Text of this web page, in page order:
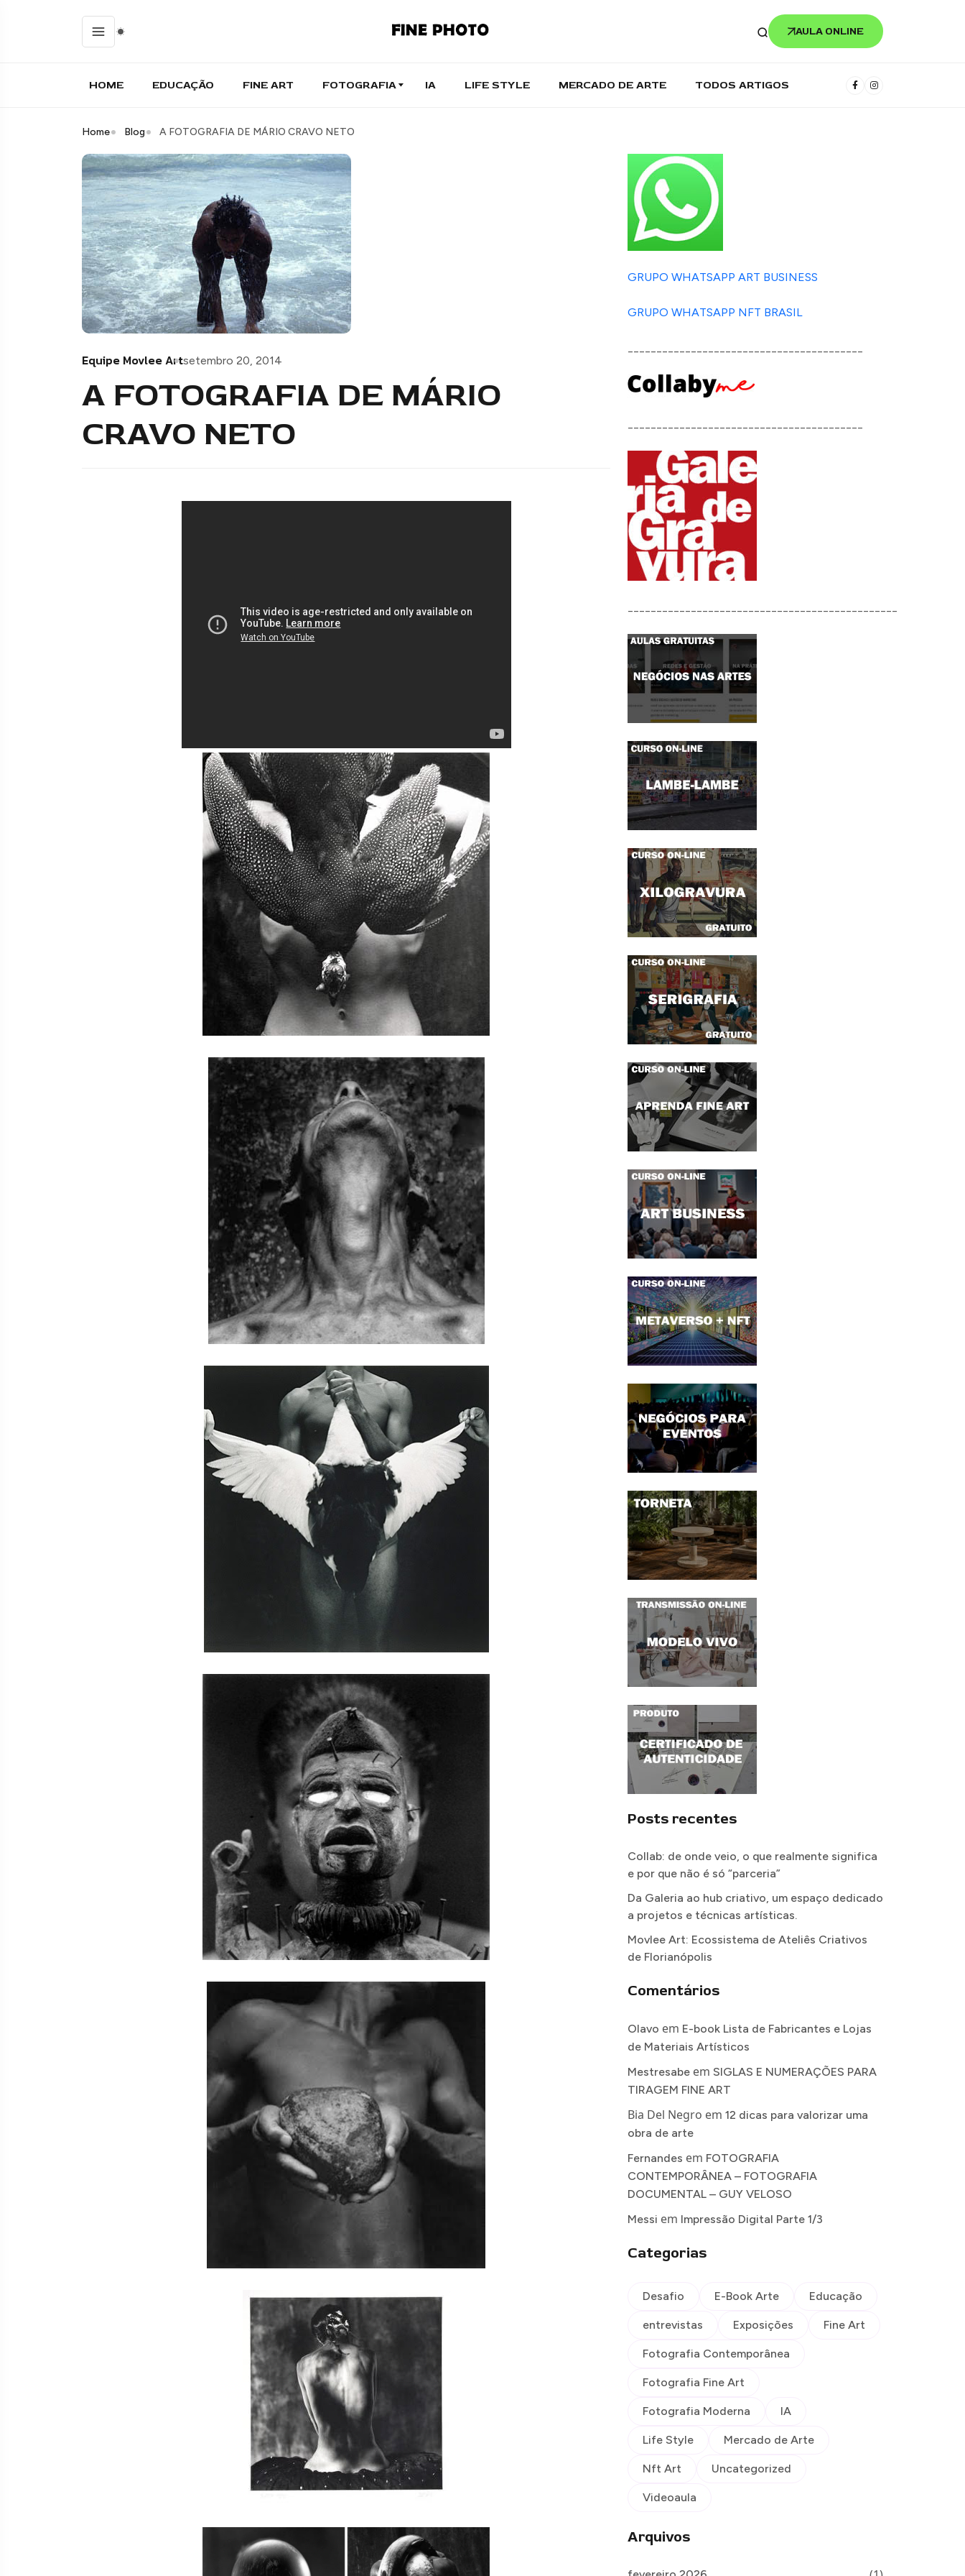
AULA ONLINE
HOME EDUCAÇÃO FINE ART FOTOGRAFIA IA LIFE STYLE MERCADO DE ARTE TODOS ARTIGOS
Home Blog A FOTOGRAFIA DE MÁRIO CRAVO NETO
Equipe Movlee Artsetembro 20, 2014
A FOTOGRAFIA DE MÁRIO
CRAVO NETO
GRUPO WHATSAPP ART BUSINESS
GRUPO WHATSAPP NFT BRASIL
Posts recentes
Collab: de onde veio, o que realmente significa
e por que não é só “parceria”
Da Galeria ao hub criativo, um espaço dedicado
a projetos e técnicas artísticas.
Movlee Art: Ecossistema de Ateliês Criativos
de Florianópolis
Comentários
Olavo em E-book Lista de Fabricantes e Lojas
de Materiais Artísticos
Mestresabe em SIGLAS E NUMERAÇÕES PARA
TIRAGEM FINE ART
Bia Del Negro em 12 dicas para valorizar uma
obra de arte
Fernandes em FOTOGRAFIA
CONTEMPORÂNEA – FOTOGRAFIA
DOCUMENTAL – GUY VELOSO
Messi em Impressão Digital Parte 1/3
Categorias
Desafio E-Book Arte Educação
entrevistas Exposições Fine Art
Fotografia Contemporânea
Fotografia Fine Art
Fotografia Moderna IA
Life Style Mercado de Arte
Nft Art Uncategorized
Videoaula
Arquivos